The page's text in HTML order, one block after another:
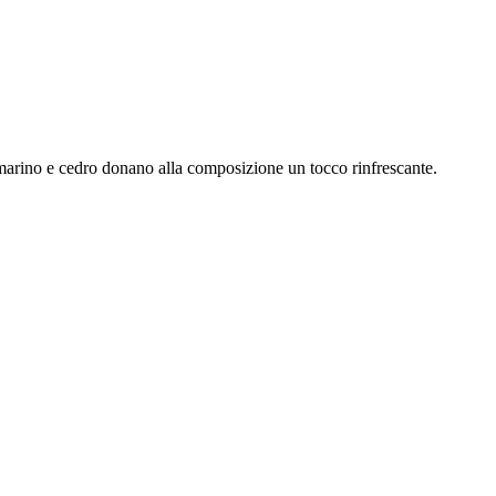
e cedro donano alla composizione un tocco rinfrescante.